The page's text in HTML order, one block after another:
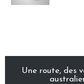
Une route, des